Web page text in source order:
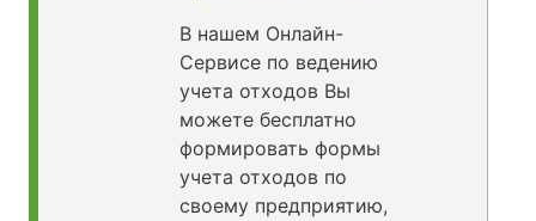
В нашем Онлайн-
Сервисе по ведению
учета отходов Вы
можете бесплатно
формировать формы
учета отходов по
своему предприятию,